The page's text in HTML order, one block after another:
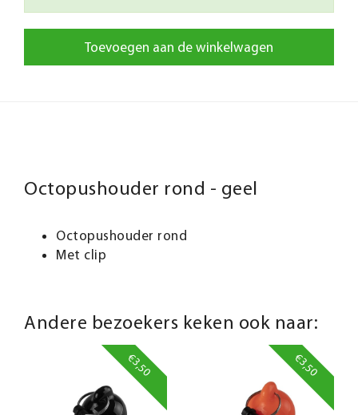
Toevoegen aan de winkelwagen
Octopushouder rond - geel
Octopushouder rond
Met clip
Andere bezoekers keken ook naar:
€3,50 €3,50